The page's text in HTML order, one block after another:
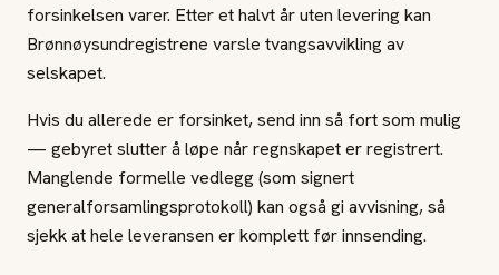
forsinkelsen varer. Etter et halvt år uten levering kan
Brønnøysundregistrene varsle tvangsavvikling av
selskapet.
Hvis du allerede er forsinket, send inn så fort som mulig
— gebyret slutter å løpe når regnskapet er registrert.
Manglende formelle vedlegg (som signert
generalforsamlingsprotokoll) kan også gi avvisning, så
sjekk at hele leveransen er komplett før innsending.